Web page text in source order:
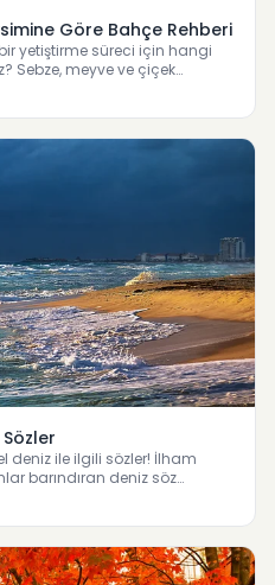
Göre Bahçe Rehberi
yetiştirme süreci için hangi
Sebze, meyve ve çiçek…
deniz ile ilgili sözler! İlham
barındıran deniz söz…